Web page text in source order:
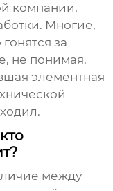
компании,
Многие,
за
не понимая,
элементная
между